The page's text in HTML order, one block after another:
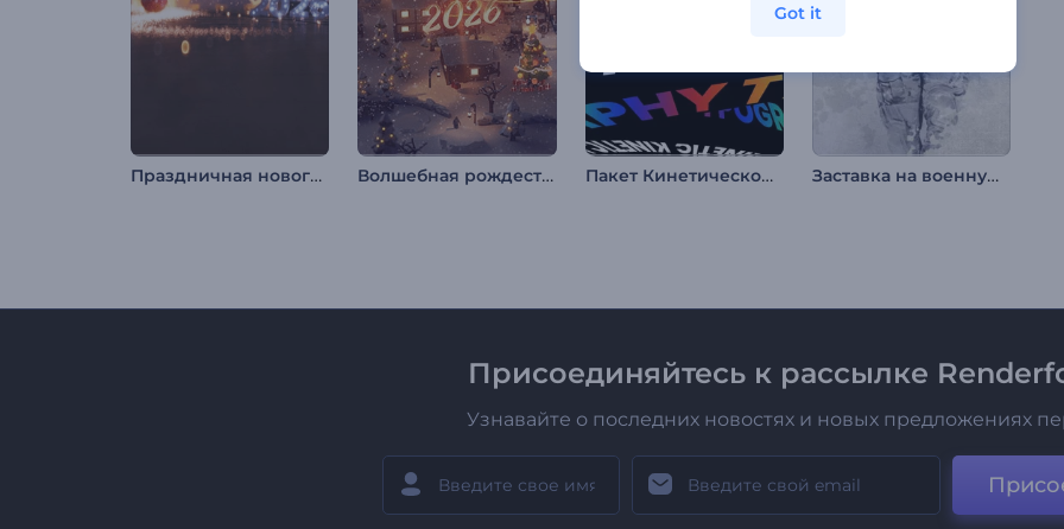
Праздничная новогодняя заставка Волшебная рождественская деревушка Пакет Кинетической Типографики Заставка на военную тематику / День Победы
Присоединяйтесь к рассылке
Узнавайте о последних новостях и новых предложениях
Got it